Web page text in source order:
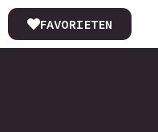
FAVORIETEN